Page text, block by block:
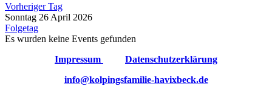
Vorheriger Tag
Sonntag 26 April 2026
Folgetag
Es wurden keine Events gefunden
Impressum
Datenschutzerklärung
info@kolpingsfamilie-havixbeck.de